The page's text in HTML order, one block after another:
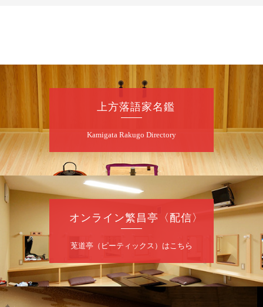
日（土）
第2回 智之介・力造 二人会
笑福亭智之介「昭和任侠伝」「天王寺詣り」
／桂力造「桃太郎」「本膳」／桂二豆「開口
一番」
開演：午前10時（9時30分
開場 ）
前売2,000円 当日 2,500円
お問合せ：智之介・力造 二人会事務局 090-
昼
桂九寿玉／露の瑞／桂きん太郎／いわみせい
じ（似顔絵）／桂米之助／桂文太～仲入～露
の眞／笑福亭仁福／幸助福助（漫才）／桂春
上方落語家名鑑
Kamigata Rakugo Directory
オンライン繁昌亭〈配信〉
莵道亭（ピーティックス）はこちら